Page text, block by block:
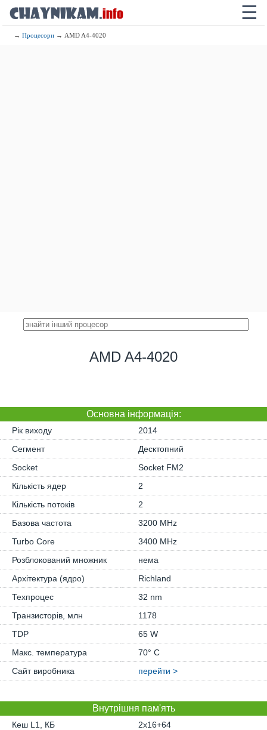
☰
→Процесори → AMD A4-4020
AMD A4-4020
Основна iнформація:
Рік виходу
2014
Сегмент
Десктопний
Socket
Socket FM2
Кількість ядер
2
Кількість потоків
2
Базова частота
3200 MHz
Turbo Core
3400 MHz
Розблокований множник
нема
Архітектура (ядро)
Richland
Техпроцес
32 nm
Транзисторів, млн
1178
TDP
65 W
Макс. температура
70° C
Сайт виробника
перейти >
Внутрішня пам'ять
Кеш L1, КБ
2x16+64